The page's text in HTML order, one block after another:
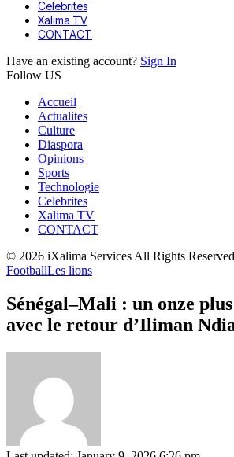
Celebrites
Xalima TV
CONTACT
Have an existing account? Sign In
Follow US
Accueil
Actualites
Culture
Diaspora
Opinions
Sports
Technologie
Celebrites
Xalima TV
CONTACT
© 2026 iXalima Services All Rights
FootballLes lions
Sénégal–Mali : un onze
avec le retour d’Iliman